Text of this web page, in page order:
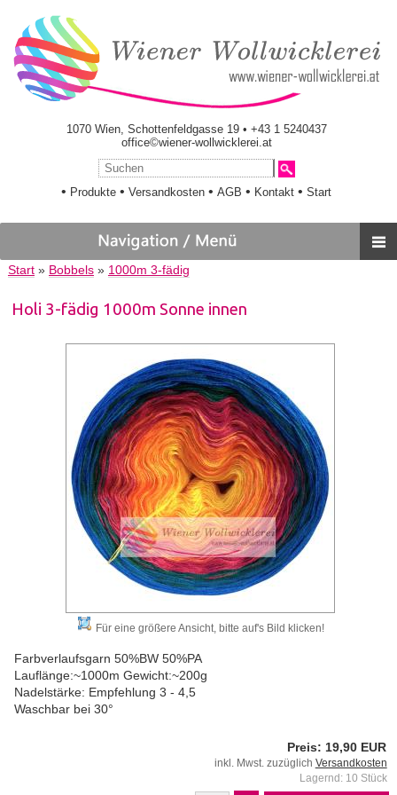
1070 Wien, Schottenfeldgasse 19 • +43 1 5240437
office©wiener-wollwicklerei.at
• Produkte •Versandkosten •AGB • Kontakt •Start
Start» Bobbels» 1000m 3-fädig
Holi 3-fädig 1000m Sonne innen
Für eine größere Ansicht, bitte auf's Bild klicken!
Farbverlaufsgarn 50%BW 50%PA
Lauflänge:~1000m Gewicht:~200g
Nadelstärke: Empfehlung 3 - 4,5
Waschbar bei 30°
Preis: 19,90 EUR
inkl. Mwst. zuzüglich Versandkosten
Lagernd: 10 Stück